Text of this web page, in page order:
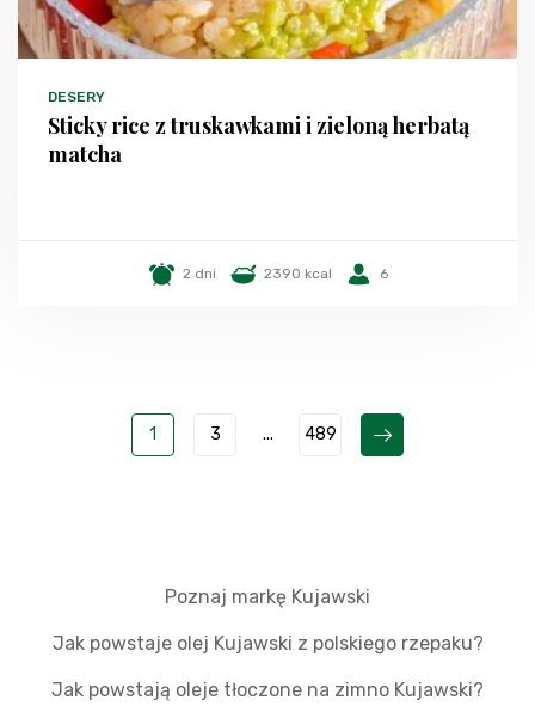
DESERY
Sticky rice z truskawkami i zieloną herbatą
matcha
2 dni 2390 kcal 6
1 3 ... 489
Poznaj markę Kujawski
Jak powstaje olej Kujawski z polskiego rzepaku?
Jak powstają oleje tłoczone na zimno Kujawski?